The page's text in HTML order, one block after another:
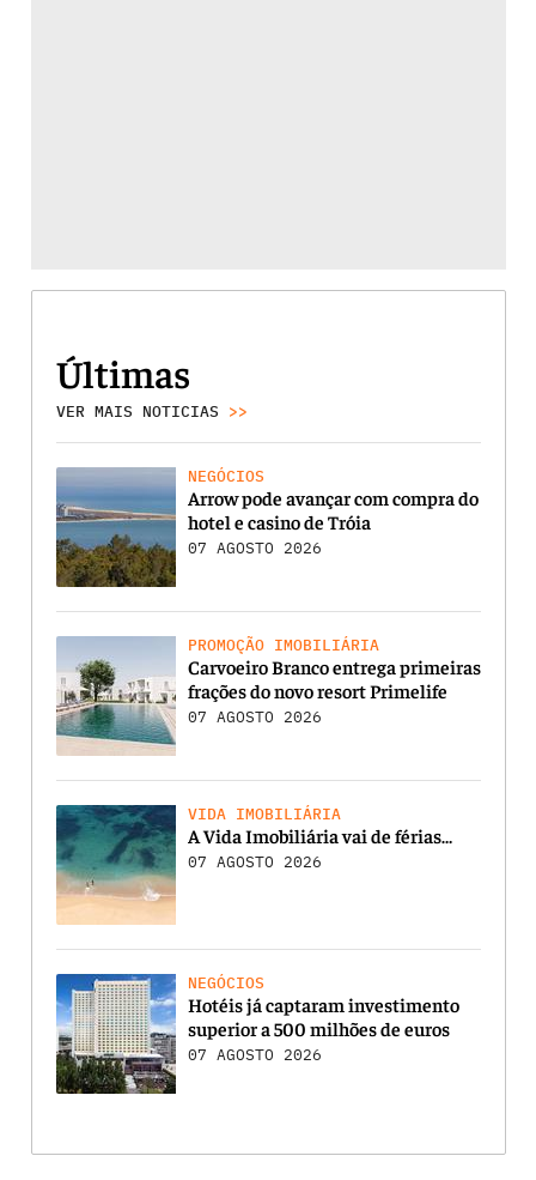
Últimas
VER MAIS NOTICIAS >>
NEGÓCIOS
Arrow pode avançar com compra do
hotel e casino de Tróia
07 AGOSTO 2026
PROMOÇÃO IMOBILIÁRIA
Carvoeiro Branco entrega primeiras
frações do novo resort Primelife
07 AGOSTO 2026
VIDA IMOBILIÁRIA
A Vida Imobiliária vai de férias…
07 AGOSTO 2026
NEGÓCIOS
Hotéis já captaram investimento
superior a 500 milhões de euros
07 AGOSTO 2026